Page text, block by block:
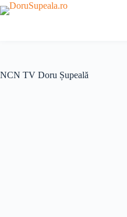
Sari
la
NCN TV Doru Șupeală